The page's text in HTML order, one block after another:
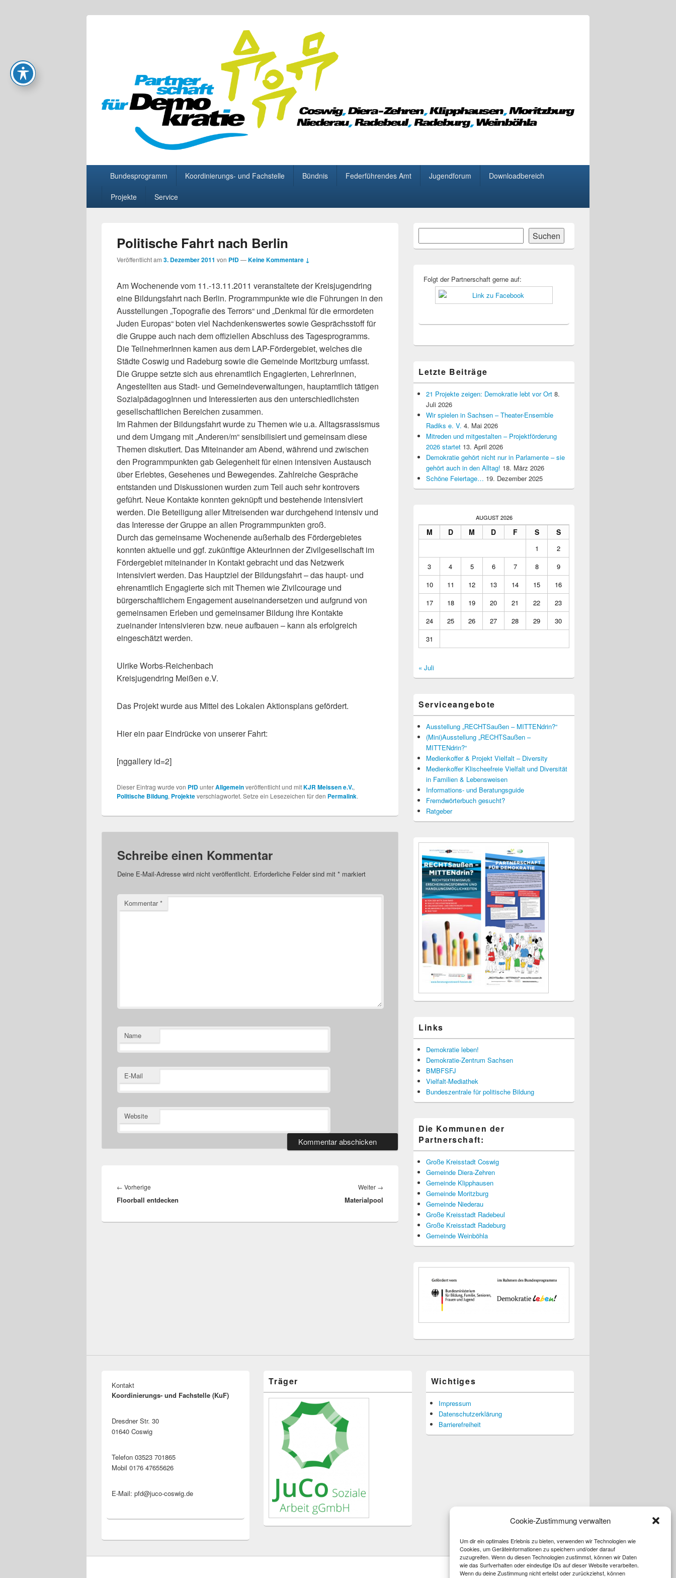
Cookie-Zustimmung verwalten
Um dir ein optimales Erlebnis zu bieten, verwenden wir Technologien wie
Cookies, um Geräteinformationen zu speichern und/oder darauf
zuzugreifen. Wenn du diesen Technologien zustimmst, können wir Daten
wie das Surfverhalten oder eindeutige IDs auf dieser Website verarbeiten.
Wenn du deine Zustimmung nicht erteilst oder zurückziehst, können
Partnerschaft für Demokratie
Bundesprogramm Koordinierungs- und Fachstelle Bündnis Federführendes Amt Jugendforum Downloadbereich
Projekte Service
Politische Fahrt nach Berlin
Veröffentlicht am 3. Dezember 2011 von PfD—Keine Kommentare ↓
Am Wochenende vom 11.-13.11.2011 veranstaltete der Kreisjugendring
eine Bildungsfahrt nach Berlin. Programmpunkte wie die Führungen in den
Ausstellungen „Topografie des Terrors“ und „Denkmal für die ermordeten
Juden Europas“ boten viel Nachdenkenswertes sowie Gesprächsstoff für
die Gruppe auch nach dem offiziellen Abschluss des Tagesprogramms.
Die TeilnehmerInnen kamen aus dem LAP-Fördergebiet, welches die
Städte Coswig und Radeburg sowie die Gemeinde Moritzburg umfasst.
Die Gruppe setzte sich aus ehrenamtlich Engagierten, LehrerInnen,
Angestellten aus Stadt- und Gemeindeverwaltungen, hauptamtlich tätigen
SozialpädagogInnen und Interessierten aus den unterschiedlichsten
gesellschaftlichen Bereichen zusammen.
Im Rahmen der Bildungsfahrt wurde zu Themen wie u.a. Alltagsrassismus
und dem Umgang mit „Anderen/m“ sensibilisiert und gemeinsam diese
Themen diskutiert. Das Miteinander am Abend, während und zwischen
den Programmpunkten gab Gelegenheit für einen intensiven Austausch
über Erlebtes, Gesehenes und Bewegendes. Zahlreiche Gespräche
entstanden und Diskussionen wurden zum Teil auch sehr kontrovers
geführt. Neue Kontakte konnten geknüpft und bestehende intensiviert
werden. Die Beteiligung aller Mitreisenden war durchgehend intensiv und
das Interesse der Gruppe an allen Programmpunkten groß.
Durch das gemeinsame Wochenende außerhalb des Fördergebietes
konnten aktuelle und ggf. zukünftige AkteurInnen der Zivilgesellschaft im
Fördergebiet miteinander in Kontakt gebracht und das Netzwerk
intensiviert werden. Das Hauptziel der Bildungsfahrt – das haupt- und
ehrenamtlich Engagierte sich mit Themen wie Zivilcourage und
bürgerschaftlichem Engagement auseinandersetzen und aufgrund von
gemeinsamen Erleben und gemeinsamer Bildung ihre Kontakte
zueinander intensivieren bzw. neue aufbauen – kann als erfolgreich
eingeschätzt werden.
Ulrike Worbs-Reichenbach
Kreisjugendring Meißen e.V.
Das Projekt wurde aus Mittel des Lokalen Aktionsplans gefördert.
Hier ein paar Eindrücke von unserer Fahrt:
[nggallery id=2]
Dieser Eintrag wurde von PfDunterAllgemeinveröffentlicht und mitKJR Meissen e.V.,
Politische Bildung, Projekteverschlagwortet. Setze ein Lesezeichen für den Permalink.
Schreibe einen Kommentar
Deine E-Mail-Adresse wird nicht veröffentlicht. Erforderliche Felder sind mit * markiert
Kommentar*
Name
E-Mail
Website
← Vorherige
Beitrag:
Floorball entdecken
Weiter →
Materialpool
Primärer
Widgetbereich
Suchen
Folgt der Partnerschaft gerne auf:
Letzte Beiträge
21 Projekte zeigen: Demokratie lebt vor Ort 8.
Juli 2026
Wir spielen in Sachsen – Theater-Ensemble
Radiks e. V. 4. Mai 2026
Mitreden und mitgestalten – Projektförderung
2026 startet 13. April 2026
Demokratie gehört nicht nur in Parlamente – sie
gehört auch in den Alltag! 18. März 2026
Schöne Feiertage… 19. Dezember 2025
AUGUST 2026
M D M D F S S
1
2
3
4 5 6 7 8
9
10
11 12 13 14 15
16
17
18 19 20 21 22
23
24
25 26 27 28 29
30
31
« Juli
Serviceangebote
Ausstellung „RECHTSaußen – MITTENdrin?“
(Mini)Ausstellung „RECHTSaußen –
MITTENdrin?“
Medienkoffer & Projekt Vielfalt – Diversity
Medienkoffer Klischeefreie Vielfalt und Diversität
in Familien & Lebensweisen
Informations- und Beratungsguide
Fremdwörterbuch gesucht?
Ratgeber
Links
Demokratie leben!
Demokratie-Zentrum Sachsen
BMBFSFJ
Vielfalt-Mediathek
Bundeszentrale für politische Bildung
Die Kommunen der
Partnerschaft:
Große Kreisstadt Coswig
Gemeinde Diera-Zehren
Gemeinde Klipphausen
Gemeinde Moritzburg
Gemeinde Niederau
Große Kreisstadt Radebeul
Große Kreisstadt Radeburg
Gemeinde Weinböhla
Kontakt
Koordinierungs- und Fachstelle (KuF)
Dresdner Str. 30
01640 Coswig
Telefon 03523 701865
Mobil 0176 47655626
E-Mail: pfd@juco-coswig.de
Träger Wichtiges
Impressum
Datenschutzerklärung
Barrierefreiheit